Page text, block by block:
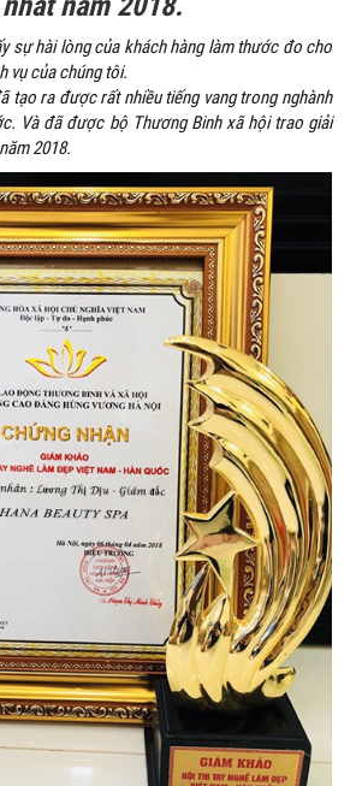
sự hài lòng của khách hàng làm thước đo cho
vụ của chúng tôi.
tạo ra được rất nhiều tiếng vang trong nghành
Và đã được bộ Thương Binh xã hội trao giải
2018.